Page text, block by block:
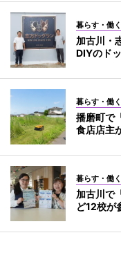
暮らす・働く
加古川・
DIYのド
暮らす・働く
播磨町で
食店店主
暮らす・働く
加古川で
ど12校